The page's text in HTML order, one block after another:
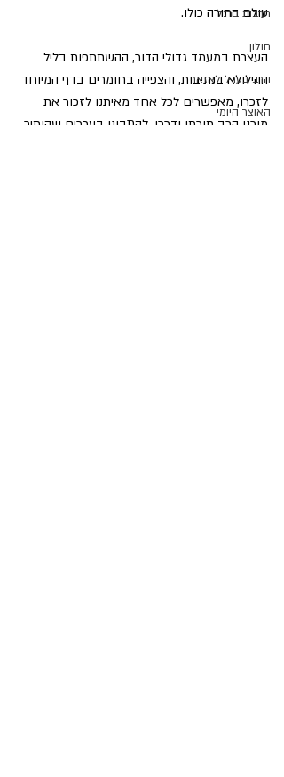
חרבות ברזל
חולון
הרב בערל לאזאר
האוצר היומי
עולם התורה כולו.
העצרת במעמד גדולי הדור, ההשתתפות בליל
ההילולא בנתיבות, והצפייה בחומרים בדף המיוחד
לזכרו, מאפשרים לכל אחד מאיתנו לזכור את
מורנו הרב תורתו ודרכו, להתבונן בערכים שהותיר